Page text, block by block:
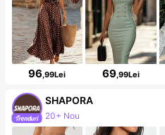
96 ,99Lei 69 ,99Lei
SHAPORA
20+ Nou